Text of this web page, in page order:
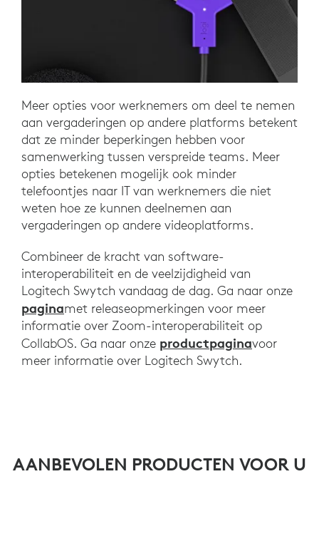
Meer opties voor werknemers om deel te nemen
aan vergaderingen op andere platforms betekent
dat ze minder beperkingen hebben voor
samenwerking tussen verspreide teams. Meer
opties betekenen mogelijk ook minder
telefoontjes naar IT van werknemers die niet
weten hoe ze kunnen deelnemen aan
vergaderingen op andere videoplatforms.
Combineer de kracht van software-
interoperabiliteit en de veelzijdigheid van
Logitech Swytch vandaag de dag. Ga naar onze
paginamet releaseopmerkingen voor meer
informatie over Zoom-interoperabiliteit op
CollabOS. Ga naar onze productpaginavoor
meer informatie over Logitech Swytch.
AANBEVOLEN PRODUCTEN VOOR U